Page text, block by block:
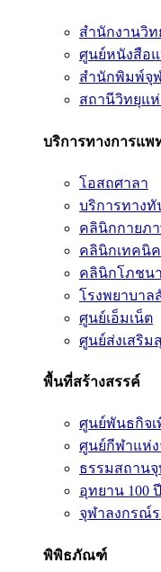
สำนักงานวิ
ศูนย์หนังสือ
สำนักพิมพ์จุ
สถานีวิทยุแห่
บริการทางการแพ
โอสถศาลา
บริการทางทั
คลินิกกายภ
คลินิกเทคนิ
คลินิกโภชน
โรงพยาบาล
ศูนย์เอ็มเน็ต
ศูนย์ส่งเสริม
พื้นที่สร้างสรรค์
ศูนย์พันธกิจเ
ศูนย์กีฬาแห่
ธรรมสถาน
อุทยาน 100
จุฬาลงกรณ์
พิพิธภัณฑ์